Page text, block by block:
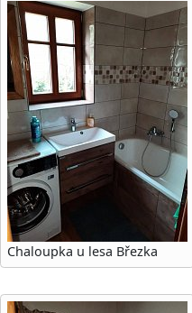
Chaloupka u lesa Březka